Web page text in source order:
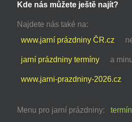
Kde nás můžete ještě najít?
Najdete nás také na:
www.jarní prázdniny ČR.cz
jarní prázdniny termíny a
www.jarni-prazdniny-2026.cz
Menu pro jarní prázdniny: